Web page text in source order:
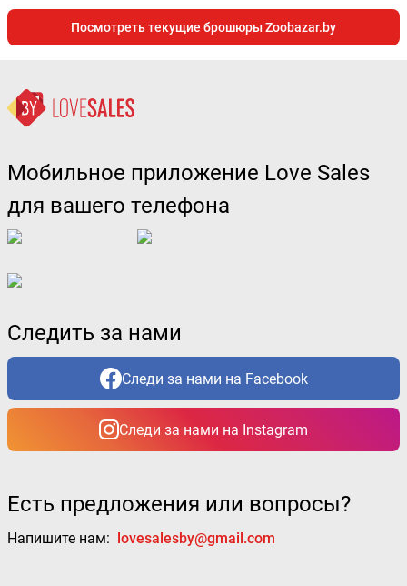
Посмотреть текущие брошюры Zoobazar.by
Мобильное приложение Love Sales
для вашего телефона
Следить за нами
Следи за нами на Facebook
Следи за нами на Instagram
Есть предложения или вопросы?
Напишите нам: lovesalesby@gmail.com